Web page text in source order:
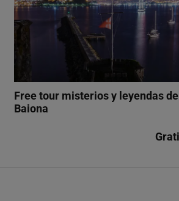
Free tour misterios y leyendas de
Baiona